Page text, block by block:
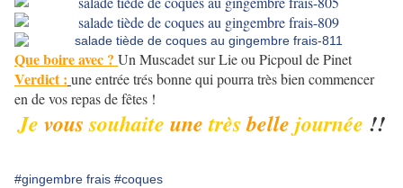
Que boire avec ? Un Muscadet sur Lie ou Picpoul de Pinet
Verdict : une entrée trés bonne qui pourra très bien commencer
en de vos repas de fêtes !
Je voussouhaite une très belle journée !!
#gingembre frais #coques